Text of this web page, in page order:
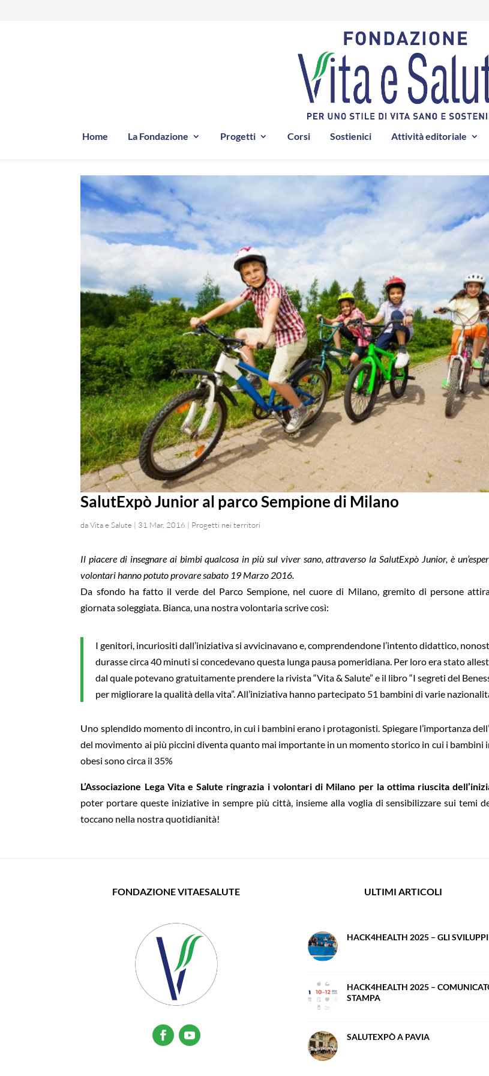
Home La Fondazione Progetti Corsi Sostienici Attività editoriale
SalutExpò Junior al parco Sempione di Milano
daVita e Salute | 31 Mar, 2016 | Progetti nei territori
Il piacere di insegnare ai bimbi qualcosa in più sul viver sano, attraverso la SalutExpò Junior, è
volontari hanno potuto provare sabato 19 Marzo 2016.
Da sfondo ha fatto il verde del Parco Sempione, nel cuore di Milano, gremito di persone
giornata soleggiata. Bianca, una nostra volontaria scrive così:
I genitori, incuriositi dall’iniziativa si avvicinavano e, comprendendone l’intento didattico,
durasse circa 40 minuti si concedevano questa lunga pausa pomeridiana. Per loro era stato
dal quale potevano gratuitamente prendere la rivista “Vita & Salute” e il libro “I segreti del
per migliorare la qualità della vita”. All’iniziativa hanno partecipato 51 bambini di varie
Uno splendido momento di incontro, in cui i bambini erano i protagonisti. Spiegare l’importanza
del movimento ai più piccini diventa quanto mai importante in un momento storico in cui i bambini
obesi sono circa il 35%
L’Associazione Lega Vita e Salute ringrazia i volontari di Milano per la ottima riuscita
poter portare queste iniziative in sempre più città, insieme alla voglia di sensibilizzare sui temi
toccano nella nostra quotidianità!
FONDAZIONE VITAESALUTE ULTIMI ARTICOLI
HACK4HEALTH 2025 – GLI SVILUPPI
HACK4HEALTH 2025 –
STAMPA
SALUTEXPÒ A PAVIA